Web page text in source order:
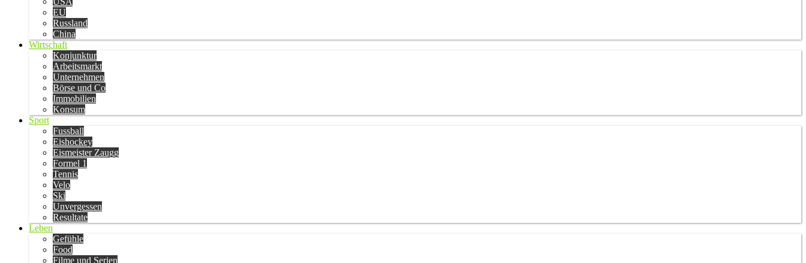
EU
Russland
China
Wirtschaft
Konjunktur
Arbeitsmarkt
Unternehmen
Börse und Co
Immobilien
Konsum
Sport
Fussball
Eishockey
Eismeister Zaugg
Formel 1
Tennis
Velo
Ski
Unvergessen
Resultate
Leben
Gefühle
Food
Filme und Serien